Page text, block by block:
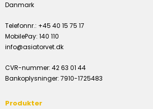
Danmark
Telefonnr.: +45 40 15 75 17
MobilePay: 140 110
info@asiatorvet.dk
CVR-nummer: 42 63 01 44
Bankoplysninger: 7910-1725483
Produkter